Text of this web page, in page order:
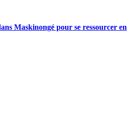
Maskinongé pour se ressourcer en